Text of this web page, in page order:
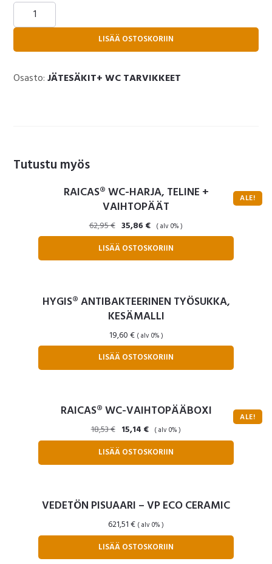
Kasvosuojain,
suodattuvuus
%,
merkitty,
kpl
LISÄÄ OSTOSKORIIN
Osasto:JÄTESÄKIT+ WC TARVIKKEET
Tutustu myös
ALE!
RAICAS® WC-HARJA, TELINE +
VAIHTOPÄÄT
62,95€ Alkuperäinen
hinta
oli:
62,95 €.
35,86 € Nykyinen
hinta
on:
35,86 €.
( alv 0% )
LISÄÄ OSTOSKORIIN
HYGIS® ANTIBAKTEERINEN TYÖSUKKA,
KESÄMALLI
19,60€ ( alv 0% )
LISÄÄ OSTOSKORIIN
ALE!
RAICAS® WC-VAIHTOPÄÄBOXI
18,53€ Alkuperäinen
hinta
oli:
18,53 €.
15,14 € Nykyinen
hinta
on:
15,14 €.
( alv 0% )
LISÄÄ OSTOSKORIIN
VEDETÖN PISUAARI – VP ECO CERAMIC
621,51€ ( alv 0% )
LISÄÄ OSTOSKORIIN